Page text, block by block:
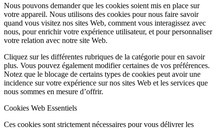
Nous pouvons demander que les cookies soient mis en place sur
votre appareil. Nous utilisons des cookies pour nous faire savoir
quand vous visitez nos sites Web, comment vous interagissez avec
nous, pour enrichir votre expérience utilisateur, et pour personnaliser
votre relation avec notre site Web.
Cliquez sur les différentes rubriques de la catégorie pour en savoir
plus. Vous pouvez également modifier certaines de vos préférences.
Notez que le blocage de certains types de cookies peut avoir une
incidence sur votre expérience sur nos sites Web et les services que
nous sommes en mesure d’offrir.
Cookies Web Essentiels
Ces cookies sont strictement nécessaires pour vous délivrer les